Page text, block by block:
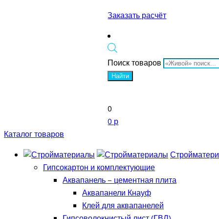
Заказать расчёт
Поиск товаров
Найти
0
0 р
Каталог товаров
Гипсокартон и комплектующие
Аквапанель – цементная плита
Аквапанели Кнауф
Клей для аквапанелей